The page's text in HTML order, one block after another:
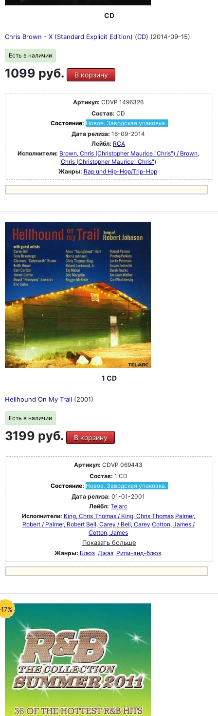
CD
Chris Brown - X (Standard Explicit Edition) (CD) (2014-09-15)
Есть в наличии
1099 руб. В корзину
Артикул: CDVP 1496326
Состав: CD
Состояние: Новое. Заводская упаковка.
Дата релиза: 16-09-2014
Лейбл: RCA
Исполнители: Brown, Chris (Christopher Maurice "Chris") / Brown,
Chris (Christopher Maurice "Chris")
Жанры: Rap und Hip-Hop/Trip-Hop
1 CD
Hellhound On My Trail (2001)
Есть в наличии
3199 руб. В корзину
Артикул: CDVP 069443
Состав: 1 CD
Состояние: Новое. Заводская упаковка.
Дата релиза: 01-01-2001
Лейбл: Telarc
Исполнители: King, Chris Thomas / King, Chris Thomas Palmer,
Robert / Palmer, Robert Bell, Carey / Bell, Carey Cotton, James /
Cotton, James
Показать больше
Жанры: Блюз Джаз Ритм-энд-блюз